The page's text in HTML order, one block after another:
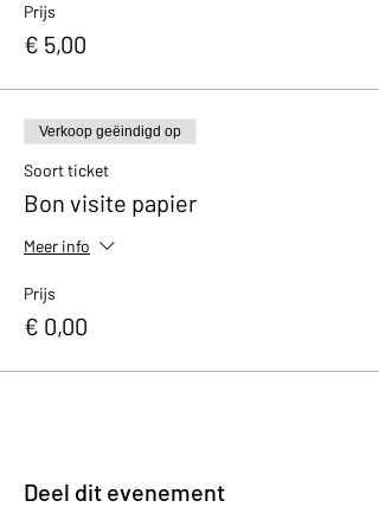
Prijs
€ 5,00
Verkoop geëindigd op
Soort ticket
Bon visite papier
Meer info
Prijs
€ 0,00
Deel dit evenement